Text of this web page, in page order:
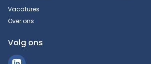
Vacatures
Over ons
Volg ons